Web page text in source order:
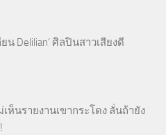
ยน Delilian’ ศิลปินสาวเสียงดี
เห็นรายงานเขากระโดง ลั่นถ้ายัง